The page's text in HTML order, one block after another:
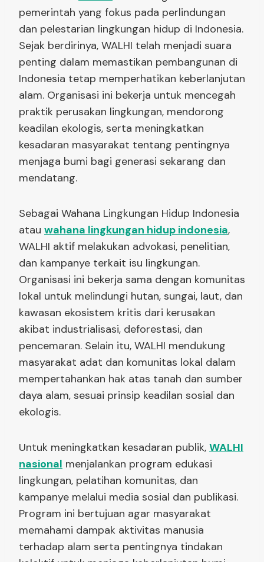
pemerintah yang fokus pada perlindungan
dan pelestarian lingkungan hidup di Indonesia.
Sejak berdirinya, WALHI telah menjadi suara
penting dalam memastikan pembangunan di
Indonesia tetap memperhatikan keberlanjutan
alam. Organisasi ini bekerja untuk mencegah
praktik perusakan lingkungan, mendorong
keadilan ekologis, serta meningkatkan
kesadaran masyarakat tentang pentingnya
menjaga bumi bagi generasi sekarang dan
mendatang.
Sebagai Wahana Lingkungan Hidup Indonesia
atau wahana lingkungan hidup indonesia,
WALHI aktif melakukan advokasi, penelitian,
dan kampanye terkait isu lingkungan.
Organisasi ini bekerja sama dengan komunitas
lokal untuk melindungi hutan, sungai, laut, dan
kawasan ekosistem kritis dari kerusakan
akibat industrialisasi, deforestasi, dan
pencemaran. Selain itu, WALHI mendukung
masyarakat adat dan komunitas lokal dalam
mempertahankan hak atas tanah dan sumber
daya alam, sesuai prinsip keadilan sosial dan
ekologis.
Untuk meningkatkan kesadaran publik, WALHI
nasional menjalankan program edukasi
lingkungan, pelatihan komunitas, dan
kampanye melalui media sosial dan publikasi.
Program ini bertujuan agar masyarakat
memahami dampak aktivitas manusia
terhadap alam serta pentingnya tindakan